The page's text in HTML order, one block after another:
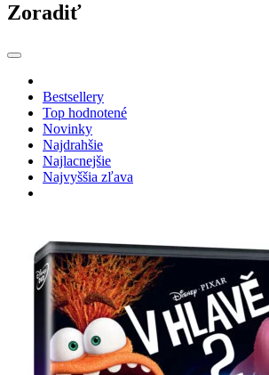
Zoradiť
Bestsellery
Top hodnotené
Novinky
Najdrahšie
Najlacnejšie
Najvyššia zľava